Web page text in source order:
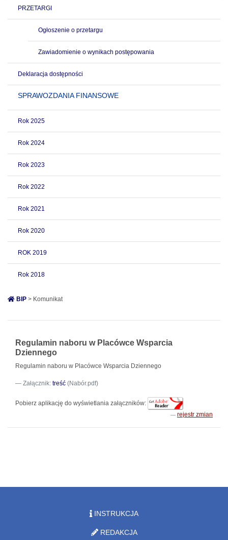
PRZETARGI
Ogłoszenie o przetargu
Zawiadomienie o wynikach postępowania
Deklaracja dostępności
SPRAWOZDANIA FINANSOWE
Rok 2025
Rok 2024
Rok 2023
Rok 2022
Rok 2021
Rok 2020
ROK 2019
Rok 2018
BIP > Komunikat
Regulamin naboru w Placówce Wsparcia
Dziennego
Regulamin naboru w Placówce Wsparcia Dziennego
Załącznik: treść (Nabór.pdf)
Pobierz aplikację do wyświetlania załączników:
rejestr zmian
INSTRUKCJA
REDAKCJA